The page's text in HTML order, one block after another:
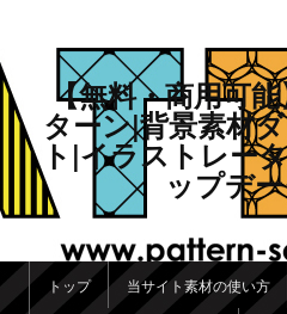
【無料・商用可
ターン|背景素材
ト|イラストレー
ップデ
メインメニュー
メインコンテンツへ移動
サブコンテンツへ移動
トップ 当サイト素材の使い方